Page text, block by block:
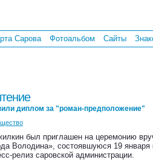
Сарова Фотоальбом Сайты
диплом за "роман-предположение"
был приглашен на церемонию
Володина», состоявшуюся 19
релиз саровской администрации.